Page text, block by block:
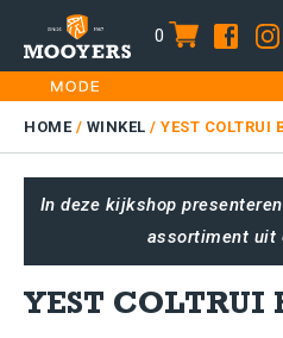
0 item
Skip
to
content
HOME
DAMES
KIDS
PLUS SIZE
HOME/ WINKEL / YEST COLTRUI
In deze kijkshop
assortiment uit
YEST COLTRUI